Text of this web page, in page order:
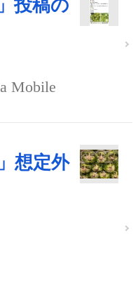
投稿の
Mobile
想定外